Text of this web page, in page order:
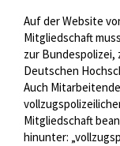
Auf der Website
Mitgliedschaft
zur Bundespolizei,
Deutschen
Auch
Mitgliedschaft
hinunter: